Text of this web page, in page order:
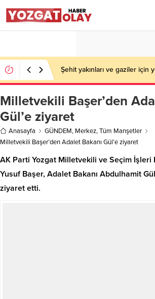
Şehit yakınları ve gaziler için
Milletvekili Başer’den
Gül’e ziyaret
Anasayfa GÜNDEM, Merkez,Tüm Manşetler
Milletvekili Başer’den Adalet Bakanı Gül’e ziyaret
AK Parti Yozgat Milletvekili ve Seçim İşleri
Yusuf Başer, Adalet Bakanı Abdulhamit
ziyaret etti.